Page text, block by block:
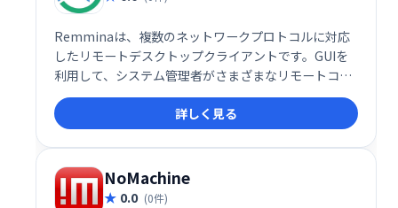
Remminaは、複数のネットワークプロトコルに対応
したリモートデスクトップクライアントです。GUIを
利用して、システム管理者がさまざまなリモートコン
ピューターを簡単に操作できます。柔軟で一貫したユ
ーザーインターフェイスを提供することで、複数のデ
バイスを効率的に管理するのに役立ちます。
詳しく見る
NoMachine
0.0 (0件)